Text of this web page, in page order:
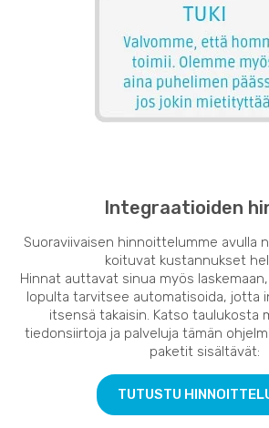
Integraatioiden
Suoraviivaisen hinnoittelumme avulla
koituvat kustannukset
Hinnat auttavat sinua myös
lopulta tarvitsee automatisoida, jotta
itsensä takaisin. Katso taulukosta
tiedonsiirtoja ja palveluja tämän
paketit sisältävät:
TUTUSTU